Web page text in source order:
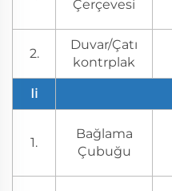
Çerçevesi
2.
Duvar/Çatı
kontrplak
Ii
1.
Bağlama
Çubuğu